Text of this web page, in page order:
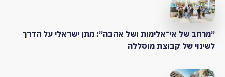
״מרחב של אי־אלימות ושל אהבה״: מתן ישראלי על הדרך
לשינוי של קבוצת מוסללה